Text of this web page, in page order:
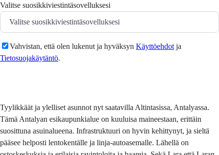
Valitse suosikkiviestintäsovelluksesi
Vahvistan, että olen lukenut ja hyväksyn Käyttöehdot ja
Tietosuojakäytäntö.
Tyylikkäät ja ylelliset asunnot nyt saatavilla Altintasissa, Antalyassa.
Tämä Antalyan esikaupunkialue on kuuluisa maineestaan, erittäin
suosittuna asuinalueena. Infrastruktuuri on hyvin kehittynyt, ja sieltä
pääsee helposti lentokentälle ja linja-autoasemalle. Lähellä on